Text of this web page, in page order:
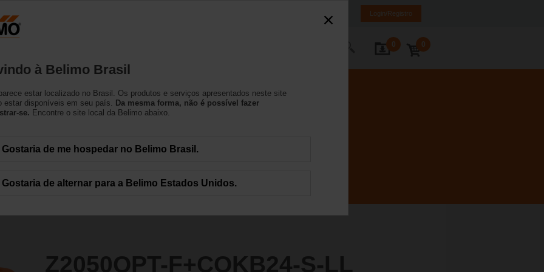
Login/Registro
0 0
S-LL
Z2050QPT-F+CQKB24-S-LL
à Belimo Brasil
estar localizado no Brasil. Os produtos e serviços apresentados neste site
estar disponíveis em seu país.
Da mesma forma, não é possível fazer
se. Encontre o site local da Belimo abaixo.
Gostaria de me hospedar no Belimo Brasil.
Gostaria de alternar para a Belimo Estados Unidos.